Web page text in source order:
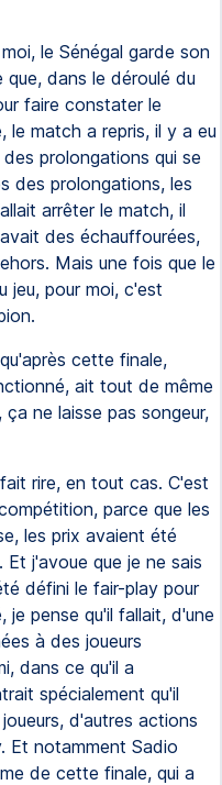
le Sénégal garde son
dans le déroulé du
faire constater le
le match a repris, il y a eu
prolongations qui se
des prolongations, les
arrêter le match, il
des échauffourées,
Mais une fois que le
jeu, pour moi, c'est
cette finale,
ait tout de même
ne laisse pas songeur,
rire, en tout cas. C'est
parce que les
les prix avaient été
j'avoue que je ne sais
défini le fair-play pour
je pense qu'il fallait, d'une
à des joueurs
dans ce qu'il a
spécialement qu'il
d'autres actions
Et notamment Sadio
de cette finale, qui a